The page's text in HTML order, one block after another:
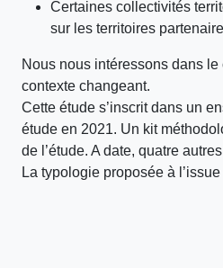
Certaines collectivités
sur les territoires
Nous nous intéressons dans
contexte changeant.
Cette étude s’inscrit dans un
étude en 2021. Un kit
de l’étude. A date, quatre
La typologie proposée à